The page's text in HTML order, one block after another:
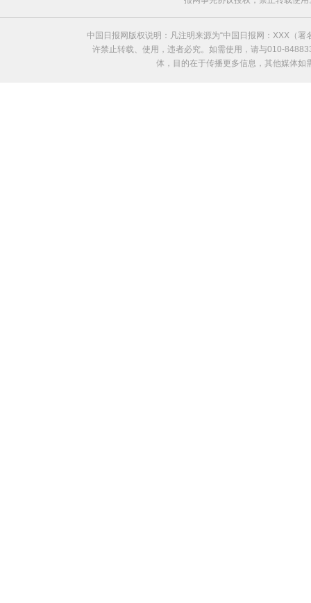
中国日报网版权说明：凡注明来源为“中国日报网：XXX（
许禁止转载、使用，违者必究。如需使用，请与010-
体，目的在于传播更多信息，其他媒体